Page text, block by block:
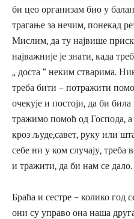
би цео организам био у
трагање за нечим, понекад
Мислим, да ту највише
најважније је знати, када
„ доста “ неким стварима.
треба бити – потражити
очекује и постоји, да би
тражимо помоћ од Господа, а
кроз људе,савет, руку или
себе ни у ком случају,
и тражити, да би нам се дало.
Браћа и сестре – колико год
они су управо она наша